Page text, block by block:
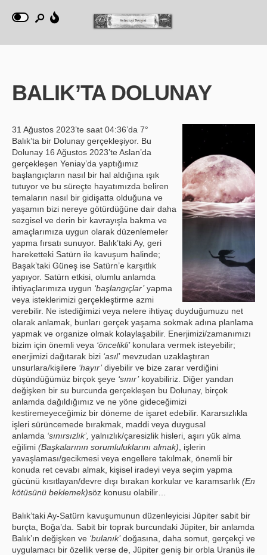
BALIK’TA DOLUNAY
31 Ağustos 2023’te saat 04:36’da 7°
Balık’ta bir Dolunay gerçekleşiyor. Bu
Dolunay 16 Ağustos 2023’te Aslan’da
gerçekleşen Yeniay’da yaptığımız
başlangıçların nasıl bir hal aldığına ışık
tutuyor ve bu süreçte hayatımızda beliren
temaların nasıl bir gidişatta olduğuna ve
yaşamın bizi nereye götürdüğüne dair daha
sezgisel ve derin bir kavrayışla bakma ve
amaçlarımıza uygun olarak düzenlemeler
yapma fırsatı sunuyor. Balık’taki Ay, geri
hareketteki Satürn ile kavuşum halinde;
Başak’taki Güneş ise Satürn’e karşıtlık
yapıyor. Satürn etkisi, olumlu anlamda
ihtiyaçlarımıza uygun ‘başlangıçlar’yapma
veya isteklerimizi gerçekleştirme azmi
verebilir. Ne istediğimizi veya nelere ihtiyaç duyduğumuzu net
olarak anlamak, bunları gerçek yaşama sokmak adına planlama
yapmak ve organize olmak kolaylaşabilir. Enerjimizi/zamanımızı
bizim için önemli veya ‘öncelikli’konulara vermek isteyebilir;
enerjimizi dağıtarak bizi ‘asıl’mevzudan uzaklaştıran
unsurlara/kişilere ‘hayır’diyebilir ve bize zarar verdiğini
düşündüğümüz birçok şeye ‘sınır’koyabiliriz. Diğer yandan
değişken bir su burcunda gerçekleşen bu Dolunay, birçok
anlamda dağıldığımız ve ne yöne gideceğimizi
kestiremeyeceğimiz bir döneme de işaret edebilir. Kararsızlıkla
işleri sürüncemede bırakmak, maddi veya duygusal
anlamda ‘sınırsızlık’, yalnızlık/çaresizlik hisleri, aşırı yük alma
eğilimi (Başkalarının sorumluluklarını almak) , işlerin
yavaşlaması/gecikmesi veya engellere takılmak, önemli bir
konuda ret cevabı almak, kişisel iradeyi veya seçim yapma
gücünü kısıtlayan/devre dışı bırakan korkular ve karamsarlık (En
kötüsünü beklemek)söz konusu olabilir…
Balık’taki Ay-Satürn kavuşumunun düzenleyicisi Jüpiter sabit bir
burçta, Boğa’da. Sabit bir toprak burcundaki Jüpiter, bir anlamda
Balık’ın değişken ve ‘bulanık’doğasına, daha somut, gerçekçi ve
uygulamacı bir özellik verse de, Jüpiter geniş bir orbla Uranüs ile